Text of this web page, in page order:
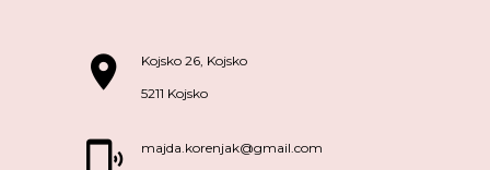
Kojsko 26, Kojsko
5211 Kojsko
majda.korenjak@gmail.com